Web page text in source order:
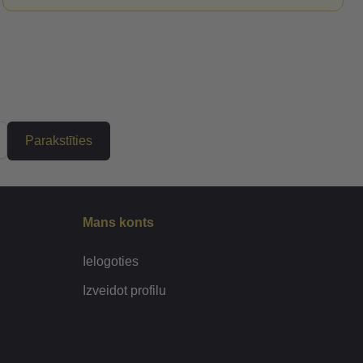
Parakstīties
Mans konts
Ielogoties
Izveidot profilu